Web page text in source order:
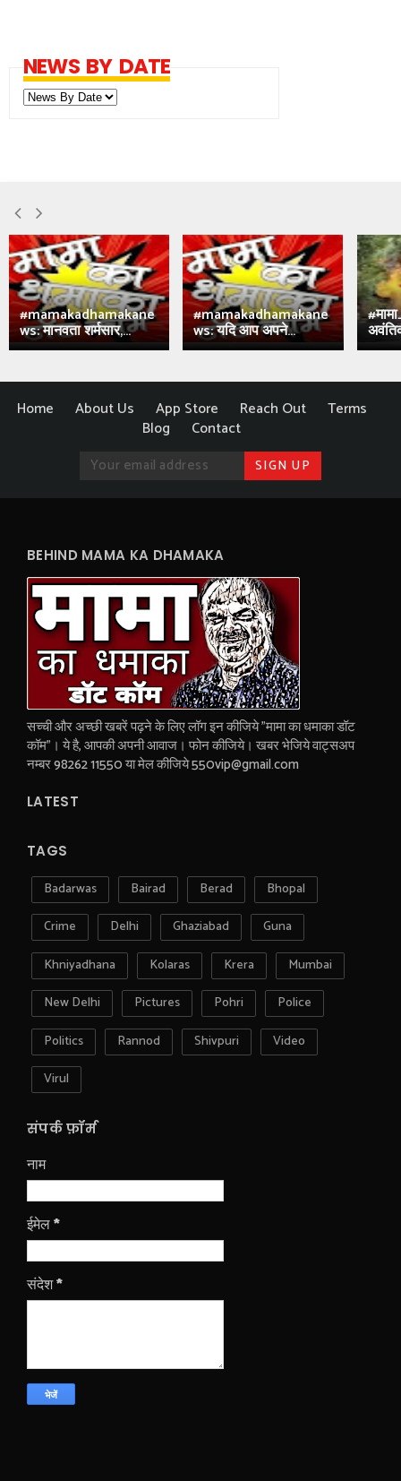
NEWS BY DATE
#mamakadhamakane
ws: मानवता शर्मसार,...
#mamakadhamakane
ws: यदि आप अपने...
Home About Us App Store Reach Out
Terms
Blog
Contact
BEHIND MAMA KA DHAMAKA
सच्ची और अच्छी खबरें पढ़ने के लिए लॉग इन कीजिये "मामा का धमाका डॉट
कॉम"। ये है, आपकी अपनी आवाज। फोन कीजिये। खबर भेजिये वाट्सअप
नम्बर 98262 11550 या मेल कीजिये 550vip@gmail.com
LATEST
TAGS
Badarwas Bairad Berad
Bhopal
Crime
Delhi Ghaziabad
Guna
Khniyadhana
Kolaras Krera
Mumbai
New Delhi
Pictures Pohri
Police
Politics
Rannod Shivpuri
Video
Virul
संपर्क फ़ॉर्म
नाम
ईमेल*
संदेश*